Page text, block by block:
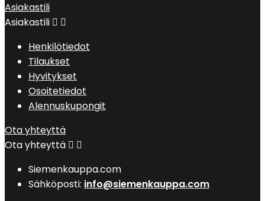
Asiakastili
Asiakastili  
Henkilötiedot
Tilaukset
Hyvitykset
Osoitetiedot
Alennuskupongit
Ota yhteyttä
Ota yhteyttä  
Siemenkauppa.com
Sähköposti: info@siemenkauppa.com